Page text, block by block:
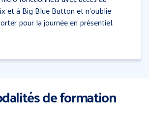
et à Big Blue Button et n’oublie
pour la journée en présentiel.
de formation